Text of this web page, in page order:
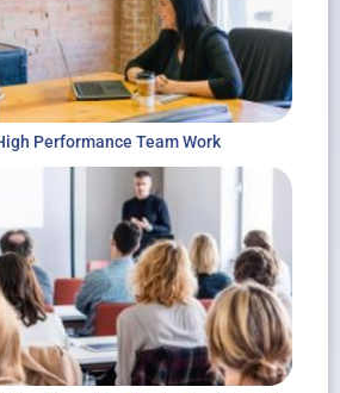
Performance Team Work